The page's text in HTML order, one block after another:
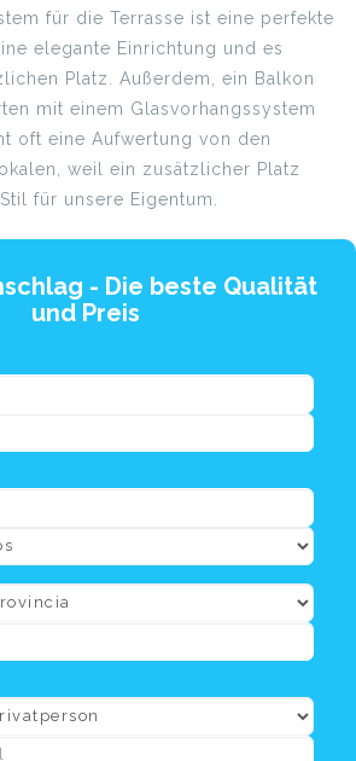
für die Terrasse ist eine perfekte
elegante Einrichtung und es
Platz. Außerdem, ein Balkon
mit einem Glasvorhangssystem
oft eine Aufwertung von den
weil ein zusätzlicher Platz
für unsere Eigentum.
- Die beste Qualität
und Preis